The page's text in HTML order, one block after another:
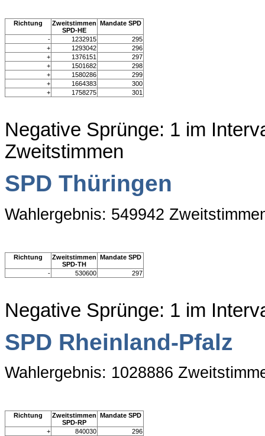
Richtung
Zweitstimmen
SPD-HE
Mandate SPD
- 1232915
295
+
1293042
296
+
1376151
297
+
1501682
298
+
1580286
299
+
1664383
300
+
1758275 301
Negative Sprünge: 1 im
Zweitstimmen
SPD Thüringen
Wahlergebnis: 549942
Richtung
Zweitstimmen
SPD-TH
Mandate SPD
- 530600 297
Negative Sprünge: 1 im
SPD Rheinland-Pfalz
Wahlergebnis: 1028886
Richtung
Zweitstimmen
SPD-RP
Mandate SPD
+ 840030
296